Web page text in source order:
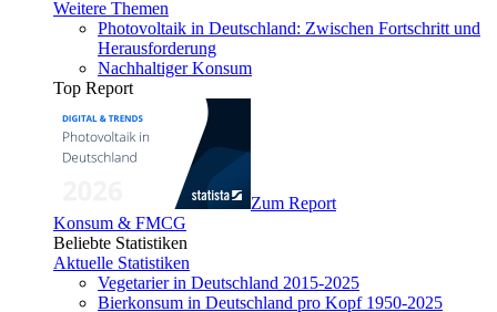
Weitere Themen
Photovoltaik in Deutschland: Zwischen Fortschritt und
Herausforderung
Nachhaltiger Konsum
Top Report
Zum Report
Konsum & FMCG
Beliebte Statistiken
Aktuelle Statistiken
Vegetarier in Deutschland 2015-2025
Bierkonsum in Deutschland pro Kopf 1950-2025